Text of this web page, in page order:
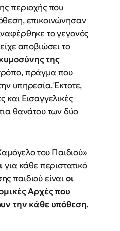
περιοχής που
επικοινώνησαν
το γεγονός
αποβιώσει το
της
πράγμα που
υπηρεσία. Έκτοτε,
και Εισαγγελικές
θανάτου των δύο
του Παιδιού»
για κάθε περιστατικό
παιδιού είναιοι
Αρχές που
την κάθε υπόθεση.